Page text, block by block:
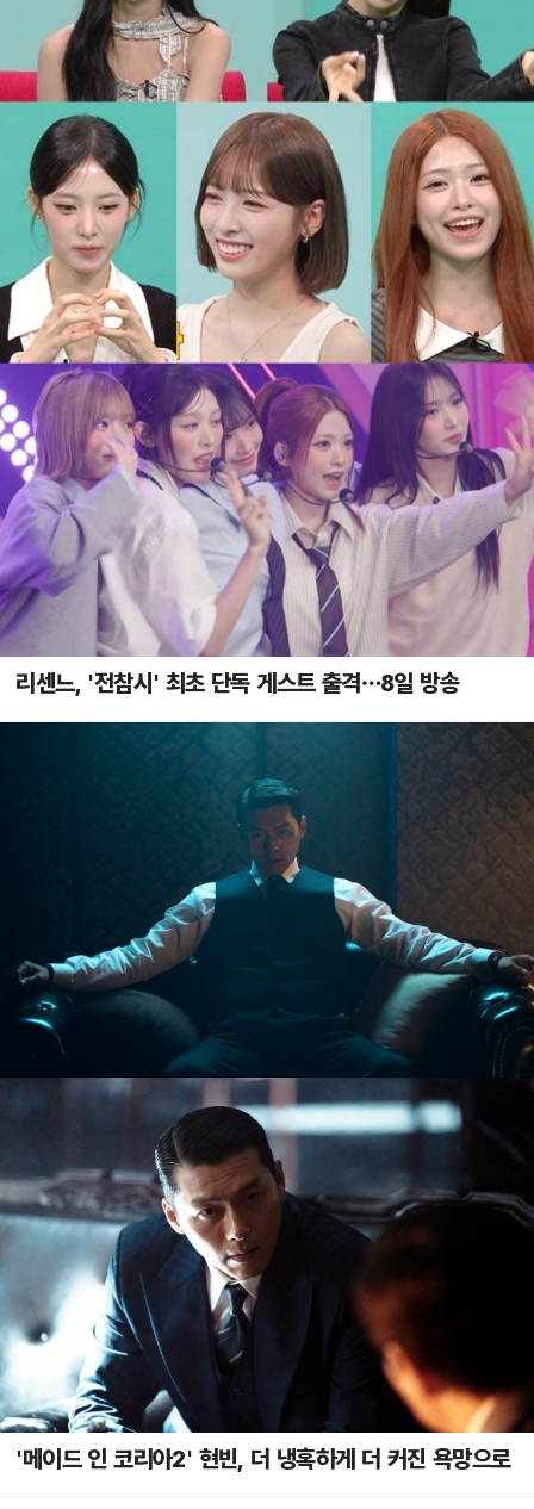
리센느, '전참시' 최초 단독 게스트 출격…8일 방송
'메이드 인 코리아2' 현빈, 더 냉혹하게 더 커진 욕망으로